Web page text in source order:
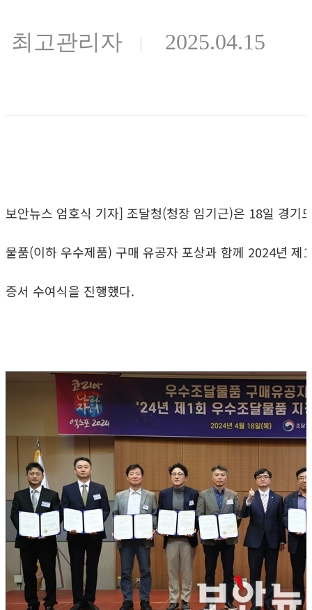
최고관리자 2025.04.15
보안뉴스 엄호식 기자] 조달청(청장 임기근)은 18일 경기
물품(이하 우수제품) 구매 유공자 포상과 함께 2024년 제
증서 수여식을 진행했다.